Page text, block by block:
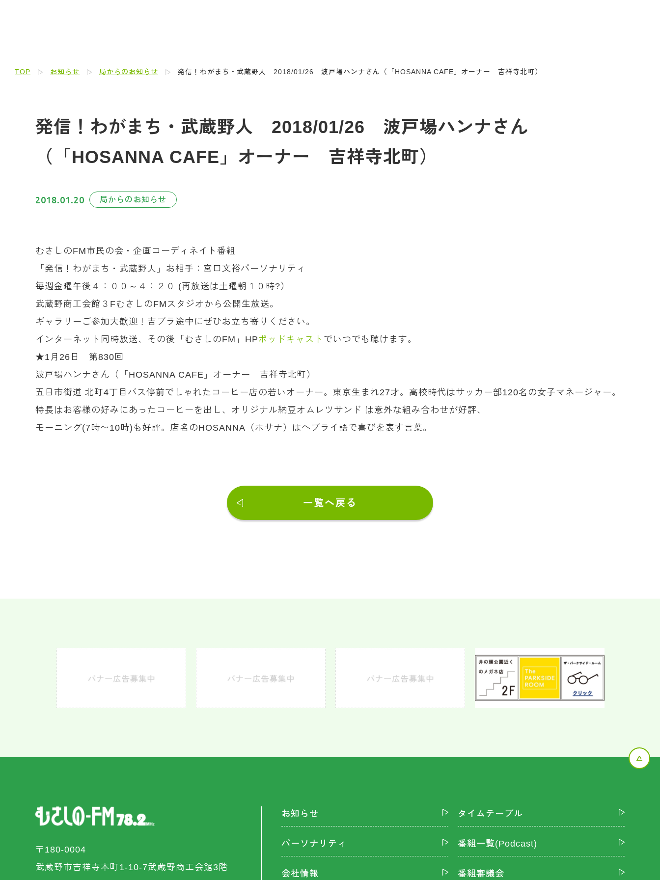
TOP お知らせ 局からのお知らせ 発信！わがまち・武蔵野人 2018/01/26 波戸場ハンナさん（「HOSANNA CAFE」オーナー 吉祥寺北町）
発信！わがまち・武蔵野人 2018/01/26 波戸場ハンナさん
（「HOSANNA CAFE」オーナー 吉祥寺北町）
2018.01.20 局からのお知らせ
むさしのFM市民の会・企画コーディネイト番組
「発信！わがまち・武蔵野人」お相手：宮口文裕パーソナリティ
毎週金曜午後４：００～４：２０ (再放送は土曜朝１０時?）
武蔵野商工会館３FむさしのFMスタジオから公開生放送。
ギャラリーご参加大歓迎！吉ブラ途中にぜひお立ち寄りください。
インターネット同時放送、その後「むさしのFM」HPポッドキャスト でいつでも聴けます。
★1月26日 第830回
波戸場ハンナさん（「HOSANNA CAFE」オーナー 吉祥寺北町）
五日市街道 北町4丁目バス停前でしゃれたコーヒー店の若いオーナー。東京生まれ27才。高校時代はサッカー部120名の女子マネージャー。
特長はお客様の好みにあったコーヒーを出し、オリジナル納豆オムレツサンド は意外な組み合わせが好評、
モーニング(7時〜10時)も好評。店名のHOSANNA（ホサナ）はヘブライ語で喜びを表す言葉。
一覧へ戻る
〒180-0004
武蔵野市吉祥寺本町1-10-7武蔵野商工会館3階
お知らせ タイムテーブル
パーソナリティ 番組一覧(Podcast)
会社情報 番組審議会